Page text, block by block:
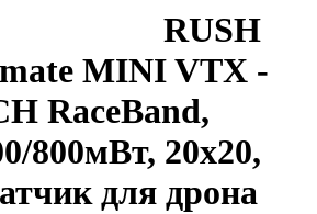
RUSH
MINI VTX -
RaceBand,
800мВт, 20x20,
для дрона